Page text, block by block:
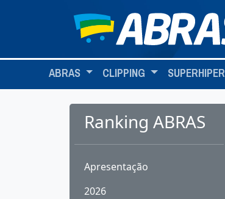
ABRAS CLIPPING SUPERHIPER
Ranking ABRAS
Apresentação
2026